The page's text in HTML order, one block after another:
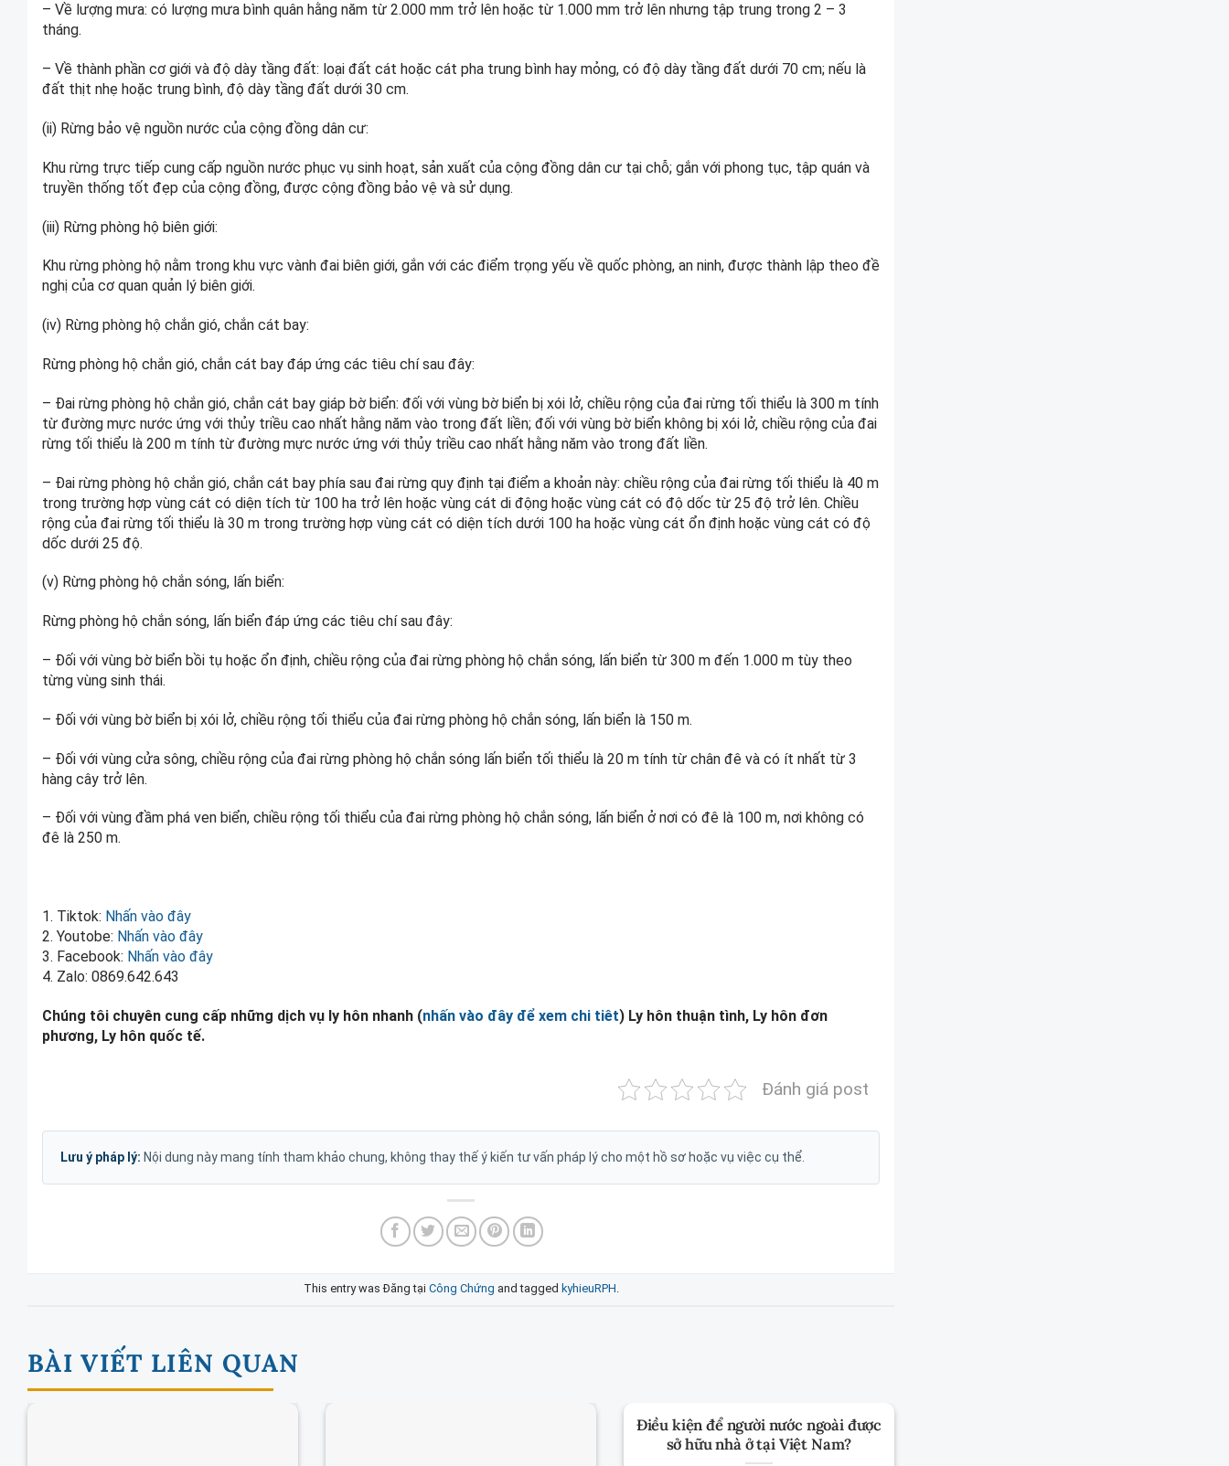
– Về lượng mưa: có lượng mưa bình quân hằng năm từ 2.000 mm trở lên hoặc từ 1.000 mm trở lên nhưng tập trung trong 2 – 3
tháng.
– Về thành phần cơ giới và độ dày tầng đất: loại đất cát hoặc cát pha trung bình hay mỏng, có độ dày tầng đất dưới 70 cm; nếu là
đất thịt nhẹ hoặc trung bình, độ dày tầng đất dưới 30 cm.
(ii) Rừng bảo vệ nguồn nước của cộng đồng dân cư:
Khu rừng trực tiếp cung cấp nguồn nước phục vụ sinh hoạt, sản xuất của cộng đồng dân cư tại chỗ; gắn với phong tục, tập quán và
truyền thống tốt đẹp của cộng đồng, được cộng đồng bảo vệ và sử dụng.
(iii) Rừng phòng hộ biên giới:
Khu rừng phòng hộ nằm trong khu vực vành đai biên giới, gắn với các điểm trọng yếu về quốc phòng, an ninh, được thành lập theo đề
nghị của cơ quan quản lý biên giới.
(iv) Rừng phòng hộ chắn gió, chắn cát bay:
Rừng phòng hộ chắn gió, chắn cát bay đáp ứng các tiêu chí sau đây:
– Đai rừng phòng hộ chắn gió, chắn cát bay giáp bờ biển: đối với vùng bờ biển bị xói lở, chiều rộng của đai rừng tối thiểu là 300 m tính
từ đường mực nước ứng với thủy triều cao nhất hằng năm vào trong đất liền; đối với vùng bờ biển không bị xói lở, chiều rộng của đai
rừng tối thiểu là 200 m tính từ đường mực nước ứng với thủy triều cao nhất hằng năm vào trong đất liền.
– Đai rừng phòng hộ chắn gió, chắn cát bay phía sau đai rừng quy định tại điểm a khoản này: chiều rộng của đai rừng tối thiểu là 40 m
trong trường hợp vùng cát có diện tích từ 100 ha trở lên hoặc vùng cát di động hoặc vùng cát có độ dốc từ 25 độ trở lên. Chiều
rộng của đai rừng tối thiểu là 30 m trong trường hợp vùng cát có diện tích dưới 100 ha hoặc vùng cát ổn định hoặc vùng cát có độ
dốc dưới 25 độ.
(v) Rừng phòng hộ chắn sóng, lấn biển:
Rừng phòng hộ chắn sóng, lấn biển đáp ứng các tiêu chí sau đây:
– Đối với vùng bờ biển bồi tụ hoặc ổn định, chiều rộng của đai rừng phòng hộ chắn sóng, lấn biển từ 300 m đến 1.000 m tùy theo
từng vùng sinh thái.
– Đối với vùng bờ biển bị xói lở, chiều rộng tối thiểu của đai rừng phòng hộ chắn sóng, lấn biển là 150 m.
– Đối với vùng cửa sông, chiều rộng của đai rừng phòng hộ chắn sóng lấn biển tối thiểu là 20 m tính từ chân đê và có ít nhất từ 3
hàng cây trở lên.
– Đối với vùng đầm phá ven biển, chiều rộng tối thiểu của đai rừng phòng hộ chắn sóng, lấn biển ở nơi có đê là 100 m, nơi không có
đê là 250 m.
1. Tiktok: Nhấn vào đây
2. Youtobe: Nhấn vào đây
3. Facebook: Nhấn vào đây
4. Zalo: 0869.642.643
Chúng tôi chuyên cung cấp những dịch vụ ly hôn nhanh (nhấn vào đây để xem chi tiêt) Ly hôn thuận tình, Ly hôn đơn
phương, Ly hôn quốc tế.
Đánh giá post
Lưu ý pháp lý: Nội dung này mang tính tham khảo chung, không thay thế ý kiến tư vấn pháp lý cho một hồ sơ hoặc vụ việc cụ thể.
This entry was Đăng tại Công Chứng and tagged kyhieuRPH.
BÀI VIẾT LIÊN QUAN
Điều kiện để người nước ngoài được
sở hữu nhà ở tại Việt Nam?